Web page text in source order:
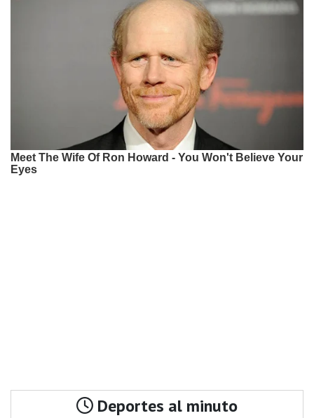
Deportes al minuto